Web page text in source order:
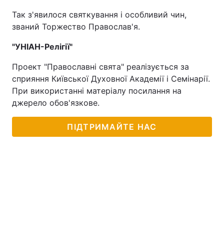
Так з'явилося святкування і особливий чин,
званий Торжество Православ'я.
"УНІАН-Релігії"
Проект "Православні свята" реалізується за
сприяння Київської Духовної Академії і Семінарії.
При використанні матеріалу посилання на
джерело обов'язкове.
ПІДТРИМАЙТЕ НАС